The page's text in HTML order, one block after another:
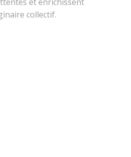
collectif.